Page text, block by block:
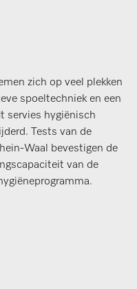
zich op veel plekken
spoeltechniek en een
servies hygiënisch
Tests van de
Waal bevestigen de
van de